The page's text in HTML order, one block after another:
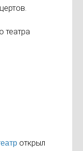
театра
открыл